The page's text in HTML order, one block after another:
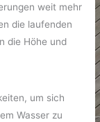
weit mehr
die laufenden
die Höhe und
um sich
Wasser zu